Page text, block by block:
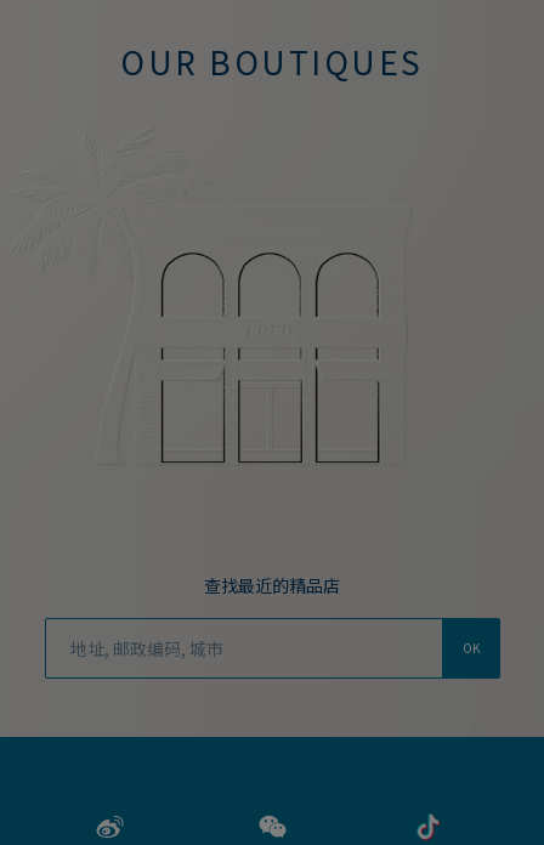
OUR BOUTIQUES
查找最近的精品店
OK